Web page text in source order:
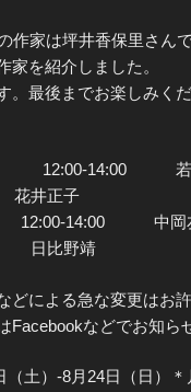
作家は坪井香保里さんで
家を紹介しました。
。最後までお楽しみくだ
12:00-14:00 若
井正子
14:00 中岡
日比野靖
どによる急な変更はお
Facebookなどでお知ら
（土）-8月24日（日）